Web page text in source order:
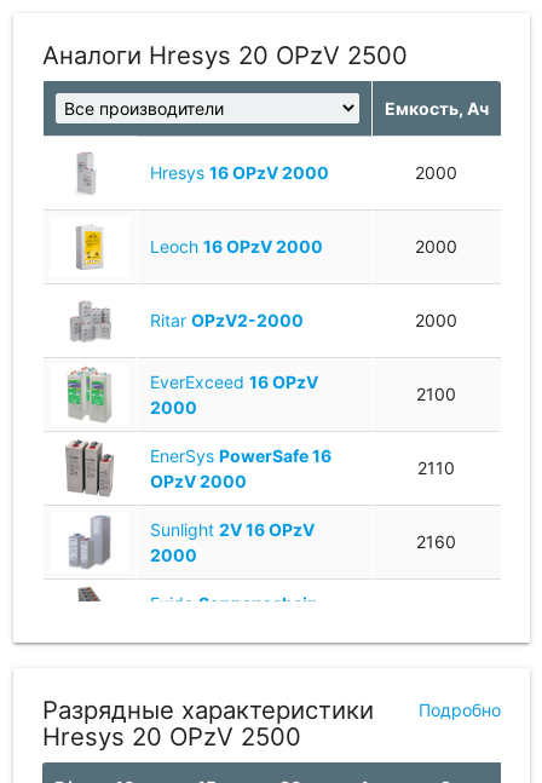
Аналоги Hresys 20 OPzV 2500
Емкость, Ач
Hresys 16 OPzV 2000 2000
Leoch 16 OPzV 2000 2000
Ritar OPzV2-2000 2000
EverExceed 16 OPzV
2000
2100
EnerSys PowerSafe 16
OPzV 2000
2110
Sunlight 2V 16 OPzV
2000
2160
Exide Sonnenschein
Leoch20 OPzV 2500 2500
Разрядные характеристики
Hresys 20 OPzV 2500
Подробно